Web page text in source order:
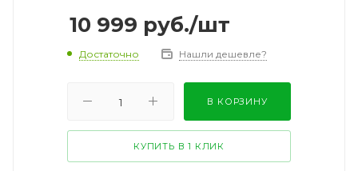
10 999 руб./шт
Достаточно Нашли дешевле?
В КОРЗИНУ
КУПИТЬ В 1 КЛИК